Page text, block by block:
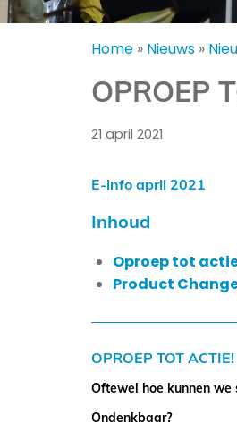
Home » Nieuws »
OPROEP
21 april 2021
E-info april 2021
Inhoud
Oproep tot
Product
OPROEP TOT ACTIE!
Oftewel hoe kunnen
Ondenkbaar?